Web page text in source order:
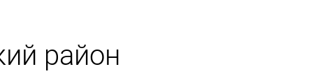
район